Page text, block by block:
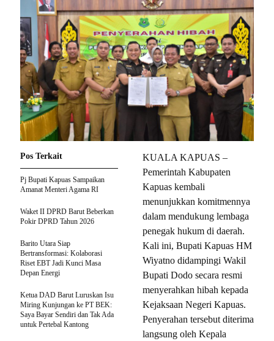
KUALA KAPUAS –
Pemerintah Kabupaten
Kapuas kembali
menunjukkan komitmennya
dalam mendukung lembaga
penegak hukum di daerah.
Kali ini, Bupati Kapuas HM
Wiyatno didampingi Wakil
Bupati Dodo secara resmi
menyerahkan hibah kepada
Kejaksaan Negeri Kapuas.
Penyerahan tersebut diterima
langsung oleh Kepala
Pos Terkait
Pj Bupati Kapuas Sampaikan
Amanat Menteri Agama RI
Waket II DPRD Barut Beberkan
Pokir DPRD Tahun 2026
Barito Utara Siap
Bertransformasi: Kolaborasi
Riset EBT Jadi Kunci Masa
Depan Energi
Ketua DAD Barut Luruskan Isu
Miring Kunjungan ke PT BEK:
Saya Bayar Sendiri dan Tak Ada
untuk Pertebal Kantong